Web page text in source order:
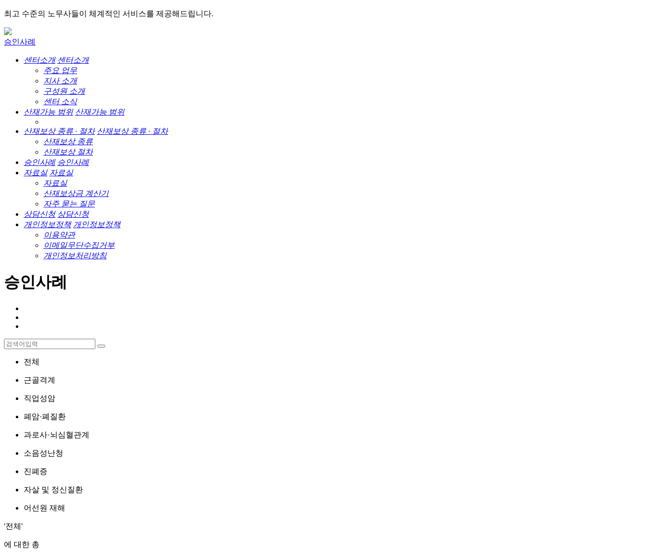
최고 수준의 노무사들이 체계적인 서비스를 제공해드립니다.
승인사례
센터소개 센터소개
주요 업무
지사 소개
구성원 소개
센터 소식
산재가능 범위 산재가능 범위
산재보상 종류 · 절차 산재보상 종류 · 절차
산재보상 종류
산재보상 절차
승인사례 승인사례
자료실 자료실
자료실
산재보상금 계산기
자주 묻는 질문
상담신청 상담신청
개인정보정책 개인정보정책
이용약관
이메일무단수집거부
개인정보처리방침
승인사례
전체
근골격계
직업성암
폐암·폐질환
과로사·뇌심혈관계
소음성난청
진폐증
자살 및 정신질환
어선원 재해
'전체'
에 대한 총